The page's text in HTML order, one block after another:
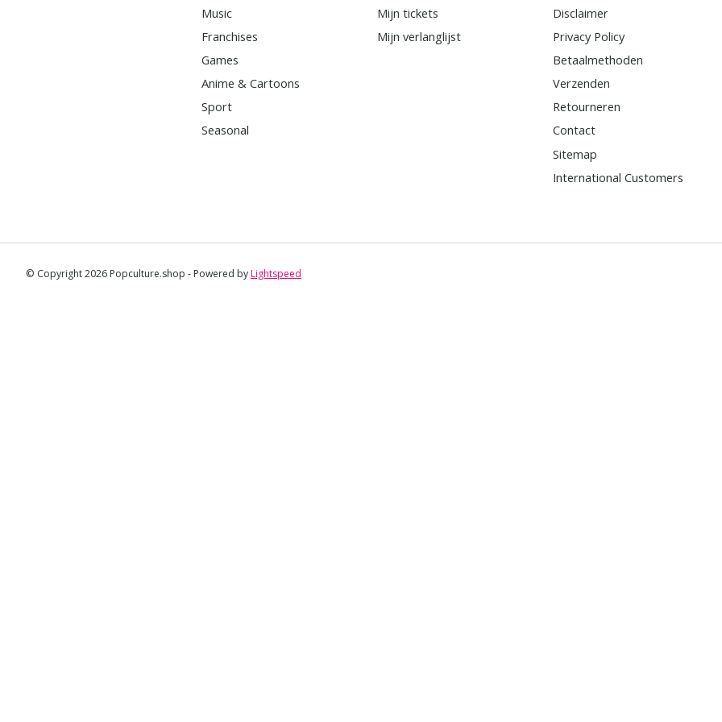
Music
Franchises
Games
Anime & Cartoons
Sport
Seasonal
Mijn tickets
Mijn verlanglijst
Disclaimer
Privacy Policy
Betaalmethoden
Verzenden
Retourneren
Contact
Sitemap
International Customers
© Copyright 2026 Popculture.shop - Powered byLightspeed